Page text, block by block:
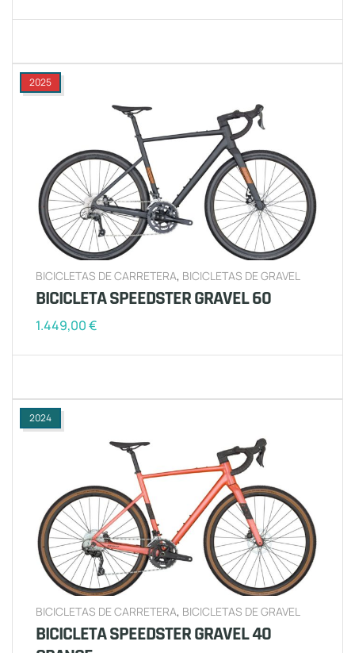
2025
BICICLETAS DE CARRETERA, BICICLETAS DE GRAVEL
BICICLETA SPEEDSTER GRAVEL 60
1.449,00€
2024
BICICLETAS DE CARRETERA, BICICLETAS DE GRAVEL
BICICLETA SPEEDSTER GRAVEL 40